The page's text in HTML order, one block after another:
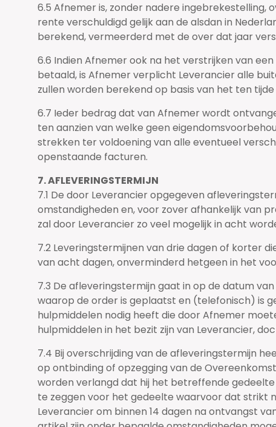
6.5 Afnemer is, zonder nadere ingebrekestelling,
rente verschuldigd gelijk aan de alsdan in
berekend, vermeerderd met de over dat jaar
6.6 Indien Afnemer ook na het verstrijken van
betaald, is Afnemer verplicht Leverancier alle
zullen worden berekend op basis van het ten
6.7 Ieder bedrag dat van Afnemer wordt
ten aanzien van welke geen
strekken ter voldoening van alle eventueel
openstaande facturen.
7. AFLEVERINGSTERMIJN
7.1 De door Leverancier opgegeven
omstandigheden en, voor zover afhankelijk van
zal door Leverancier zo veel mogelijk in acht
7.2 Leveringstermijnen van drie dagen of korter
van acht dagen, onverminderd hetgeen in het
7.3 De afleveringstermijn gaat in op de datum
waarop de order is geplaatst en (telefonisch) is
hulpmiddelen nodig heeft die door Afnemer
hulpmiddelen in het bezit zijn van Leverancier,
7.4 Bij overschrijding van de afleveringstermijn
op ontbinding of opzegging van de
worden verlangd dat hij het betreffende
te zeggen voor het gedeelte waarvoor dat strikt
Leverancier om binnen 14 dagen na ontvangst